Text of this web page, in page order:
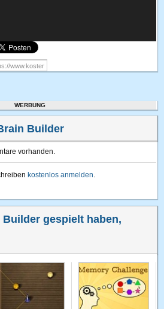
WERBUNG
Builder
vorhanden.
kostenlos anmelden.
gespielt haben,